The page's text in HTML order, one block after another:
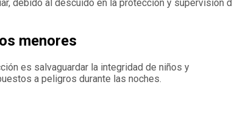
debido al descuido en la protección y supervisión
menores
es salvaguardar la integridad de niños y
a peligros durante las noches.